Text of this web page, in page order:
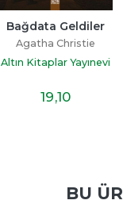
Frankfurt Yolcusu
Agatha Christie
Altın Kitaplar Yayınevi
21,10
BU